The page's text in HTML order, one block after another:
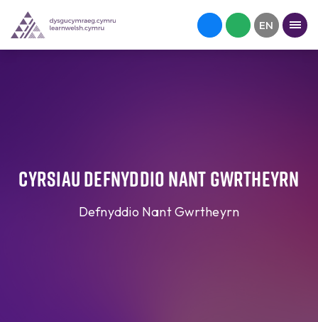
Cyrsiau Defnyddio Nant Gwrtheyrn
Defnyddio Nant Gwrtheyrn